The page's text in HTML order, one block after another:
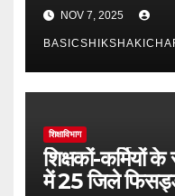
NOV 7, 2025
शिक्षाविभाग
शिक्षकों-कर्मियों
में 25 जिले